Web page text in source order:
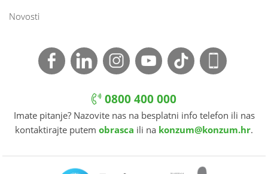
Novosti
0800 400 000
Imate pitanje? Nazovite nas na besplatni info telefon ili nas
kontaktirajte putem obrasca ili na konzum@konzum.hr.